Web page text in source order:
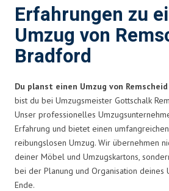
Erfahrungen zu
Umzug von
Bradford
Du planst einen Umzug von
bist du bei Umzugsmeister Gottschalk
Unser professionelles
Erfahrung und bietet einen
reibungslosen Umzug. Wir übernehmen
deiner Möbel und Umzugskartons,
bei der Planung und Organisation deines
Ende.